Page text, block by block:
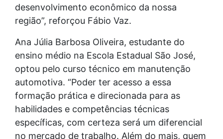
desenvolvimento econômico da nossa
região”, reforçou Fábio Vaz.
Ana Júlia Barbosa Oliveira, estudante do
ensino médio na Escola Estadual São José,
optou pelo curso técnico em manutenção
automotiva. “Poder ter acesso a essa
formação prática e direcionada para as
habilidades e competências técnicas
específicas, com certeza será um diferencial
no mercado de trabalho. Além do mais, quem